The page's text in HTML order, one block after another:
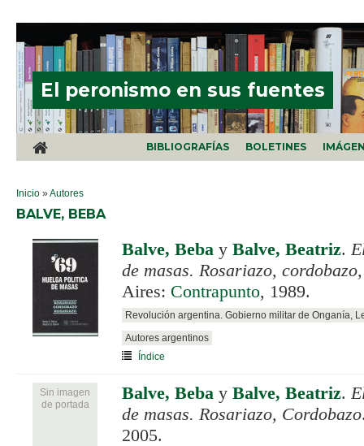
El peronismo en sus fuentes
BIBLIOGRAFÍAS BOLETINES
SE ENCUENTRA USTED AQUÍ
Inicio »Autores
BALVE, BEBA
Balve, Beba y Balve, Beatriz.
de masas. Rosariazo,
Aires: Contrapunto, 1989.
Revolución argentina. Gobierno militar de Onganía,
Autores argentinos
Índice
Sin imagen
de portada
Balve, Beba y Balve, Beatriz.
de masas. Rosariazo, Cordobazo
2005.